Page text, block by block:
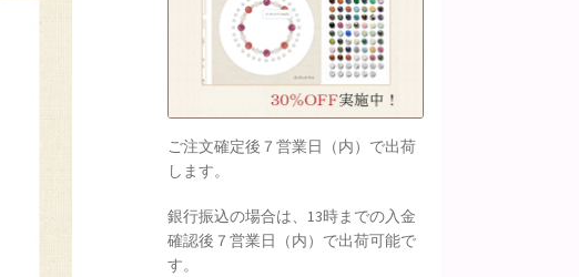
ご注文確定後７営業日（内）で出荷
します。
銀行振込の場合は、13時までの入金
確認後７営業日（内）で出荷可能で
す。